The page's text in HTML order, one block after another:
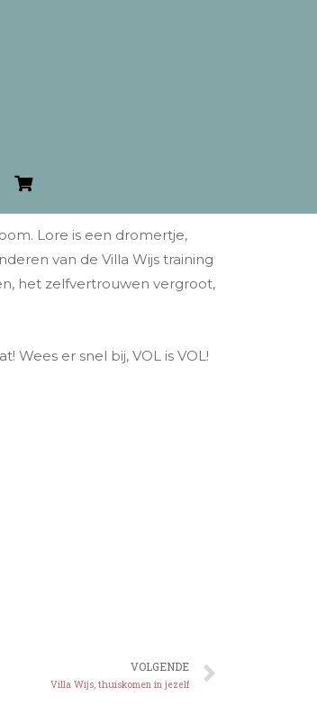
Lore is een dromertje,
van de Villa Wijs training
het zelfvertrouwen vergroot,
Wees er snel bij, VOL is VOL!
VOLGENDE
Villa Wijs, thuiskomen in jezelf